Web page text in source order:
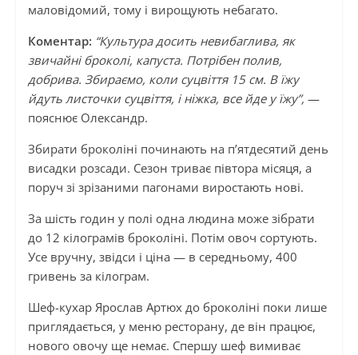
маловідомий, тому і вирощують небагато.
Коментар: “Культура досить невибаглива, як
звичайні броколі, капуста. Потрібен полив,
добрива. Збираємо, коли суцвіття 15 см. В їжу
йдуть листочки суцвіття, і ніжка, все йде у їжу”, —
пояснює Олександр.
Збирати броколіні починають на п’ятдесятий день
висадки розсади. Сезон триває півтора місяця, а
поруч зі зрізаними пагонами виростають нові.
За шість годин у полі одна людина може зібрати
до 12 кілограмів броколіні. Потім овоч сортують.
Усе вручну, звідси і ціна — в середньому, 400
гривень за кілограм.
Шеф-кухар Ярослав Артюх до броколіні поки лише
приглядається, у меню ресторану, де він працює,
нового овочу ще немає. Спершу шеф вимиває